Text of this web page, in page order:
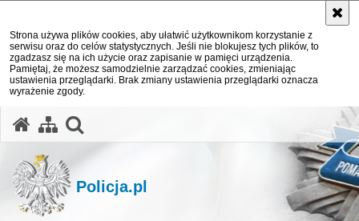
Strona używa plików cookies, aby ułatwić użytkownikom korzystanie z
serwisu oraz do celów statystycznych. Jeśli nie blokujesz tych plików, to
zgadzasz się na ich użycie oraz zapisanie w pamięci urządzenia.
Pamiętaj, że możesz samodzielnie zarządzać cookies, zmieniając
ustawienia przeglądarki. Brak zmiany ustawienia przeglądarki oznacza
wyrażenie zgody.
Policja.pl